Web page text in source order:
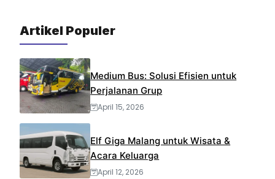
k
p
m
s
Artikel Populer
Medium Bus: Solusi Efisien untuk
Perjalanan Grup
April 15, 2026
Elf Giga Malang untuk Wisata &
Acara Keluarga
April 12, 2026